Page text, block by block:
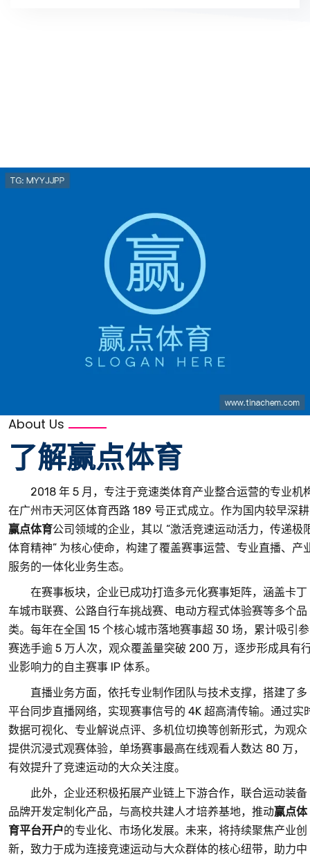
About Us
了解赢点体育
2018 年 5 月，专注于竞速类体育产业整合运营的专业机
在广州市天河区体育西路 189 号正式成立。作为国内较早深耕
赢点体育公司领域的企业，其以 “激活竞速运动活力，传递极
体育精神” 为核心使命，构建了覆盖赛事运营、专业直播、产
服务的一体化业务生态。
在赛事板块，企业已成功打造多元化赛事矩阵，涵盖卡丁
车城市联赛、公路自行车挑战赛、电动方程式体验赛等多个品
类。每年在全国 15 个核心城市落地赛事超 30 场，累计吸引参
赛选手逾 5 万人次，观众覆盖量突破 200 万，逐步形成具有
业影响力的自主赛事 IP 体系。
直播业务方面，依托专业制作团队与技术支撑，搭建了多
平台同步直播网络，实现赛事信号的 4K 超高清传输。通过实
数据可视化、专业解说点评、多机位切换等创新形式，为观众
提供沉浸式观赛体验，单场赛事最高在线观看人数达 80 万，
有效提升了竞速运动的大众关注度。
此外，企业还积极拓展产业链上下游合作，联合运动装备
品牌开发定制化产品，与高校共建人才培养基地，推动赢点体
育平台开户的专业化、市场化发展。未来，将持续聚焦产业创
新，致力于成为连接竞速运动与大众群体的核心纽带，助力中